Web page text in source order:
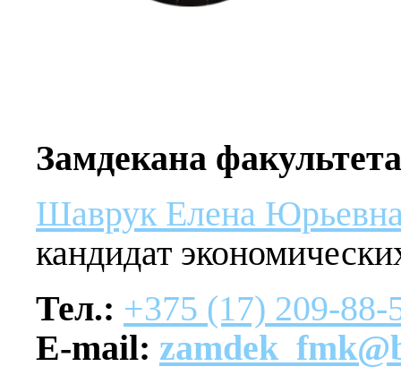
Замдекана
Шаврук Елена
кандидат
Тел.: +375 (17) 209-88-
E-mail: